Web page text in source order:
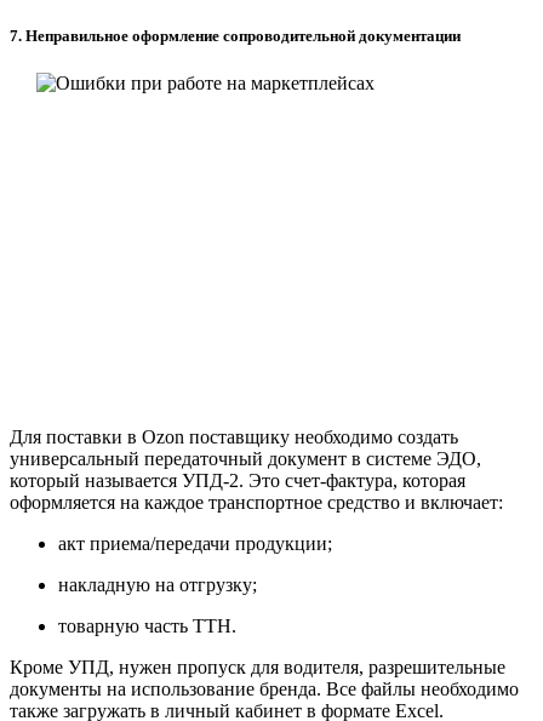
7. Неправильное оформление сопроводительной документации
Для поставки в Ozon поставщику необходимо создать
универсальный передаточный документ в системе ЭДО,
который называется УПД-2. Это счет-фактура, которая
оформляется на каждое транспортное средство и включает:
акт приема/передачи продукции;
накладную на отгрузку;
товарную часть ТТН.
Кроме УПД, нужен пропуск для водителя, разрешительные
документы на использование бренда. Все файлы необходимо
также загружать в личный кабинет в формате Excel.